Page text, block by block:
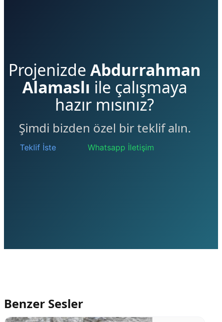
ProjenizdeAbdurrahman
Alamaslı ile çalışmaya
hazır mısınız?
Şimdi bizden özel bir teklif alın.
Teklif İste Whatsapp İletişim
Benzer Sesler